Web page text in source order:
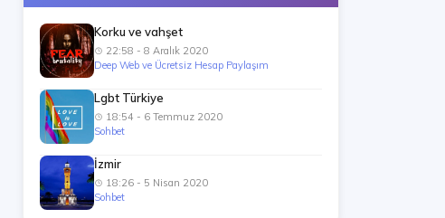
Korku ve vahşet
22:58 - 8 Aralık 2020
Deep Web ve Ücretsiz Hesap Paylaşım
Lgbt Türkiye
18:54 - 6 Temmuz 2020
Sohbet
İzmir
18:26 - 5 Nisan 2020
Sohbet